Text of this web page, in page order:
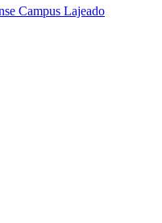
Campus Lajeado